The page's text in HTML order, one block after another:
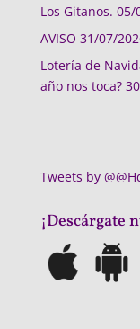
Los Gitanos. 05/
AVISO 31/07/
Lotería de
año nos toca?
Tweets by
¡Descárgate